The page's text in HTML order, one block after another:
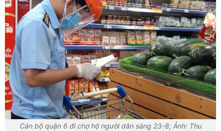
Cán bộ quận 6 đi chợ hộ người dân sáng 23-8; Ảnh: Thu